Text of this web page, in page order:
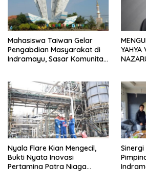
Mahasiswa Taiwan Gelar
Pengabdian Masyarakat di
Indramayu, Sasar Komunitas
YAHYA
Nyala Flare Kian Mengecil,
Bukti Nyata Inovasi
Pertamina Patra Niaga
Sinergi